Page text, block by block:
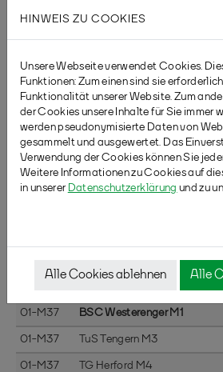
01-M35 TV Werne M1
01-M35 Polizei SV Bork M1
01-M35 GSV Fröndenberg M1
01-M36 TV Neheim M1
Plettenberger BV M2
01-M36 Soester TV M3
U13 Mini-Mannschaften Nord 2
01-M37 BSC Westerenger M1
01-M37 TuS Tengern M3
01-M37 TG Herford M4
HINWEIS ZU COOKIES
Unsere Webseite verwendet Cookies.
Funktionen: Zum einen sind sie
Funktionalität unserer Website. Zum
der Cookies unsere Inhalte für Sie immer
werden pseudonymisierte Daten von
gesammelt und ausgewertet. Das
Verwendung der Cookies können Sie
Weitere Informationen zu Cookies auf
in unserer Datenschutzerklärung und zu
Alle Cookies ablehnen Alle